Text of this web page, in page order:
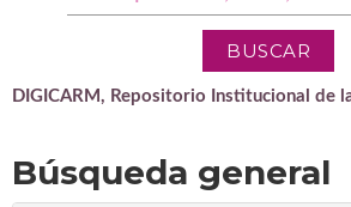
DIGICARM, Repositorio Institucional de
Búsqueda general